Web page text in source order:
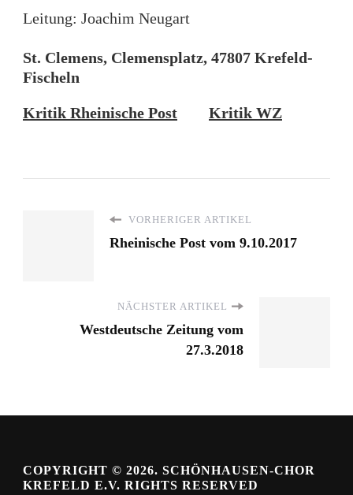
Leitung: Joachim Neugart
St. Clemens, Clemensplatz, 47807 Krefeld-
Fischeln
Kritik Rheinische Post Kritik WZ
VORHERIGER ARTIKEL
Rheinische Post vom 9.10.2017
NÄCHSTER ARTIKEL
Westdeutsche Zeitung vom
27.3.2018
COPYRIGHT © 2026. SCHÖNHAUSEN-CHOR
KREFELD E.V. RIGHTS RESERVED